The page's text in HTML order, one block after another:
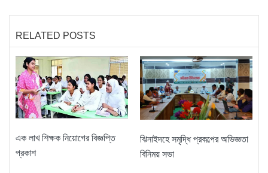
RELATED POSTS
এক লাখ শিক্ষক নিয়োগের বিজ্ঞপ্তি
প্রকাশ
ঝিনাইদহে সমৃদ্ধি প্রকল্পের অভিজ্ঞতা
বিনিময় সভা